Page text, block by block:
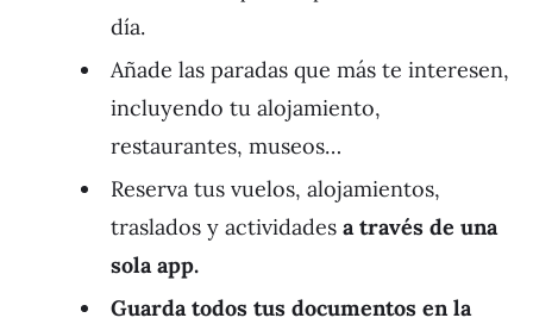
día.
Añade las paradas que más te interesen,
incluyendo tu alojamiento,
restaurantes, museos…
Reserva tus vuelos, alojamientos,
traslados y actividades a través de una
sola app.
Guarda todos tus documentos en la